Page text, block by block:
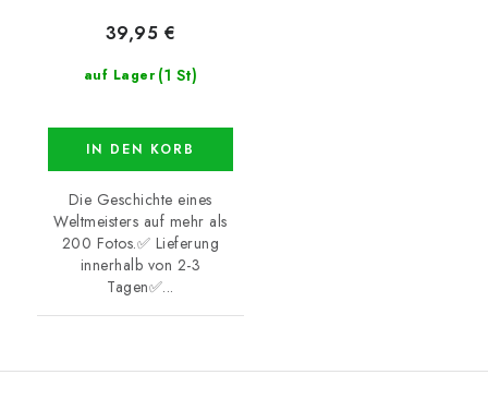
auf Lager (1 St)
39,95 €
IN DEN KORB
Die Geschichte eines
Weltmeisters auf mehr als
200 Fotos.✅ Lieferung
innerhalb von 2-3
Tagen✅...